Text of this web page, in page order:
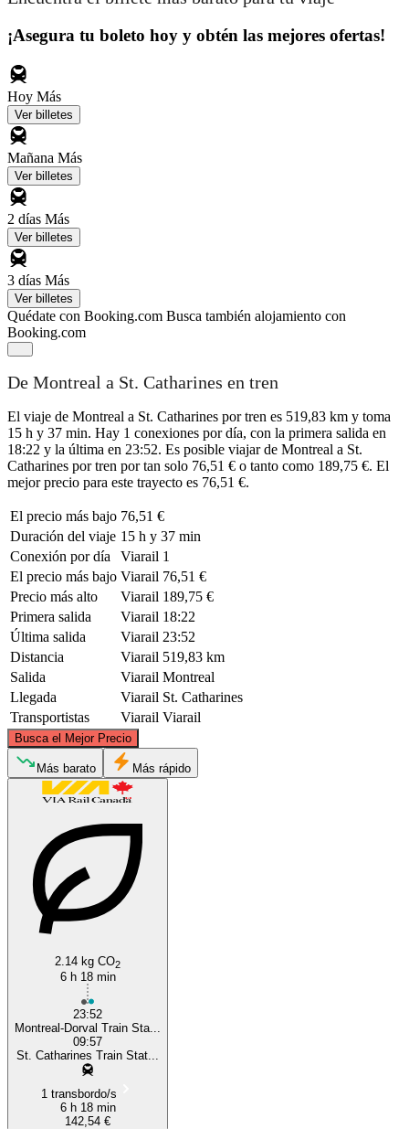
¡Asegura tu boleto hoy y obtén las mejores ofertas!
Hoy Más
Ver billetes
Mañana Más
Ver billetes
2 días Más
Ver billetes
3 días Más
Ver billetes
Quédate con Booking.com Busca también alojamiento con
Booking.com
De Montreal a St. Catharines en tren
El viaje de Montreal a St. Catharines por tren es 519,83 km y toma
15 h y 37 min. Hay 1 conexiones por día, con la primera salida en
18:22 y la última en 23:52. Es posible viajar de Montreal a St.
Catharines por tren por tan solo 76,51 € o tanto como 189,75 €. El
mejor precio para este trayecto es 76,51 €.
El precio más bajo 76,51 €
Duración del viaje 15 h y 37 min
Conexión por día
Viarail 1
El precio más bajo Viarail 76,51 €
Precio más alto
Viarail 189,75 €
Primera salida
Viarail 18:22
Última salida
Viarail 23:52
Distancia
Viarail 519,83 km
Salida
Viarail Montreal
Llegada
Viarail St. Catharines
Transportistas
Viarail Viarail
Busca el Mejor Precio
Más barato Más rápido
2.14 kg CO2
6 h 18 min
23:52
Montreal-Dorval Train Sta...
09:57
St. Catharines Train Stat...
1 transbordo/s
6 h 18 min
142,54 €